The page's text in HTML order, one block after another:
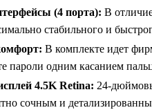
(4 порта): В
стабильного и
В комплекте идет
пароли одним касанием
4.5K Retina: 24-
сочным и